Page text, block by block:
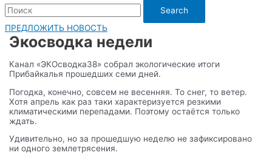
Search
ПРЕДЛОЖИТЬ НОВОСТЬ
Экосводка недели
Канал «ЭКОсводка38» собрал экологические итоги
Прибайкалья прошедших семи дней.
Погодка, конечно, совсем не весенняя. То снег, то ветер.
Хотя апрель как раз таки характеризуется резкими
климатическими перепадами. Поэтому остаётся только
ждать.
Удивительно, но за прошедшую неделю не зафиксировано
ни одного землетрясения.